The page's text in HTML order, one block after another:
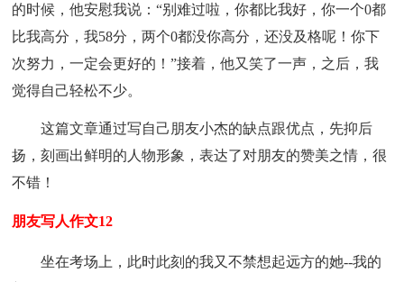
的时候，他安慰我说：“别难过啦，你都比我好，你一个0都
比我高分，我58分，两个0都没你高分，还没及格呢！你下
次努力，一定会更好的！”接着，他又笑了一声，之后，我
觉得自己轻松不少。
这篇文章通过写自己朋友小杰的缺点跟优点，先抑后
扬，刻画出鲜明的人物形象，表达了对朋友的赞美之情，很
不错！
朋友写人作文12
坐在考场上，此时此刻的我又不禁想起远方的她--我的